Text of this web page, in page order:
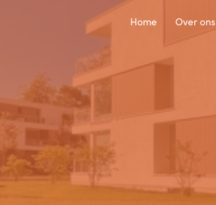
Home Over ons